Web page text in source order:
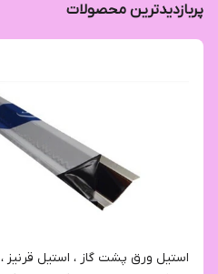
پربازدیدترین محصولات
استیل ورق پشت گاز ، استیل قرنیز ،